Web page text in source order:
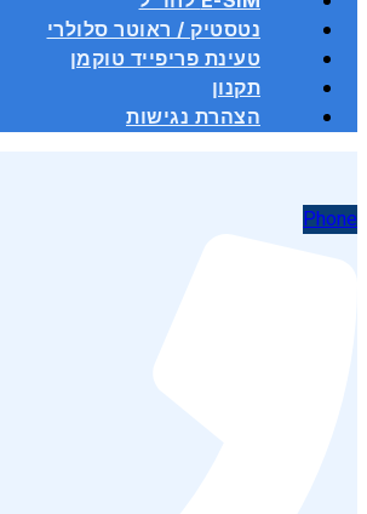
נטסטיק / ראוטר סלולרי
טעינת פריפייד טוקמן
תקנון
הצהרת נגישות
Phone